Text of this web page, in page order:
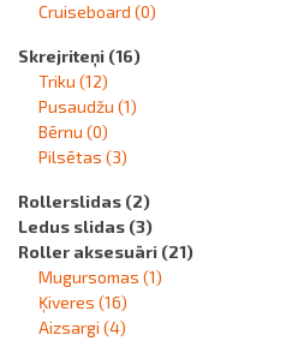
Cruiseboard (0)
Skrejriteņi (16)
Triku (12)
Pusaudžu (1)
Bērnu (0)
Pilsētas (3)
Rollerslidas (2)
Ledus slidas (3)
Roller aksesuāri (21)
Mugursomas (1)
Ķiveres (16)
Aizsargi (4)